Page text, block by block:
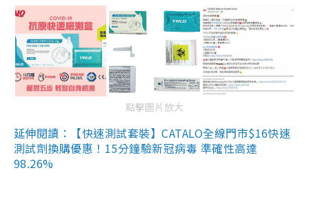
點擊圖片放大
延伸閱讀：【快速測試套裝】CATALO全線門市$16快速
測試劑換購優惠！15分鐘驗新冠病毒 準確性高達
98.26%